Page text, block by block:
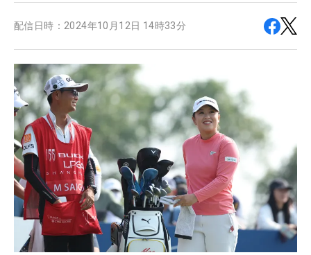
配信日時： 2024年10月12日 14時33分